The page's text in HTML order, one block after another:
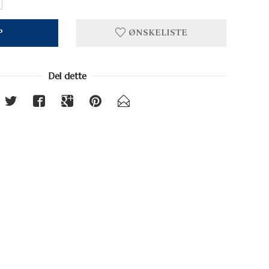
ØNSKELISTE
Del dette